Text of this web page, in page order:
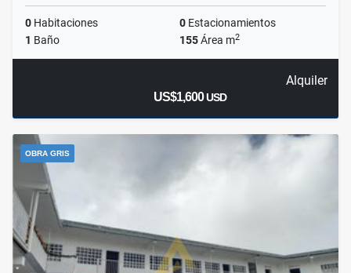
0 Habitaciones 0 Estacionamientos
1 Baño 155Área m2
Alquiler
US$1,600USD
OBRA GRIS